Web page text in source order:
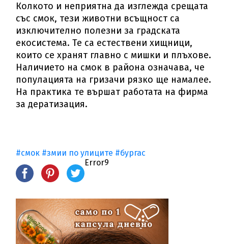
Колкото и неприятна да изглежда срещата
със смок, тези животни всъщност са
изключително полезни за градската
екосистема. Те са естествени хищници,
които се хранят главно с мишки и плъхове.
Наличието на смок в района означава, че
популацията на гризачи рязко ще намалее.
На практика те вършат работата на фирма
за дератизация.
#смок #змии по улиците #бургас
Error9